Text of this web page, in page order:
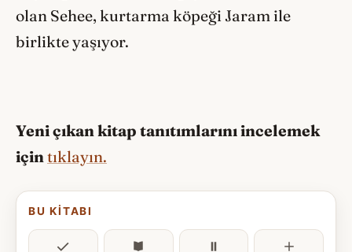
olan Sehee, kurtarma köpeği Jaram ile
birlikte yaşıyor.
Yeni çıkan kitap tanıtımlarını incelemek
için tıklayın.
BU KITABI